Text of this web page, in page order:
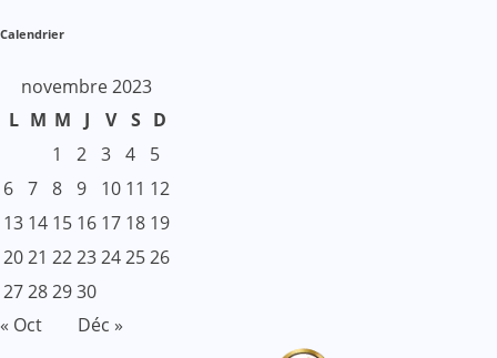
Calendrier
novembre 2023
L M M J V S D
1
2 3 4
5
6 7 8 9 10 11 12
13 14 15 16 17 18 19
2021 2223242526
27282930
« Oct
Déc »